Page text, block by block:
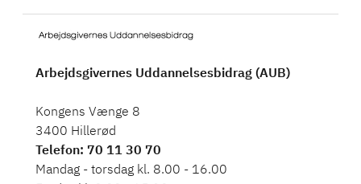
Arbejdsgivernes Uddannelsesbidrag (AUB)
Kongens Vænge 8
3400 Hillerød
Telefon: 70 11 30 70
Mandag - torsdag kl. 8.00 - 16.00